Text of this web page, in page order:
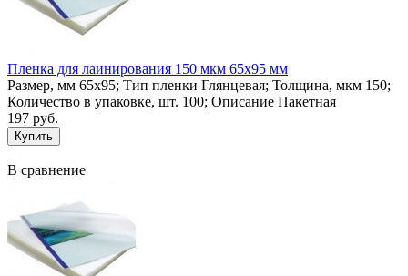
Пленка для лаинирования 150 мкм 65х95 мм
Размер, мм 65х95; Тип пленки Глянцевая; Толщина, мкм 150;
Количество в упаковке, шт. 100; Описание Пакетная
197 руб.
В сравнение